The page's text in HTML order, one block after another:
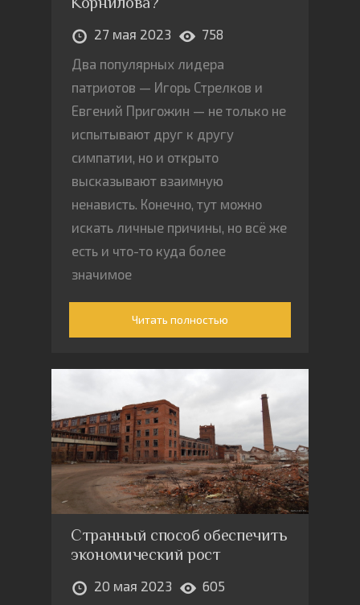
27 мая 2023
758
Два популярных лидера
патриотов — Игорь Стрелков и
Евгений Пригожин — не только не
испытывают друг к другу
симпатии, но и открыто
высказывают взаимную
ненависть. Конечно, тут можно
искать личные причины, но всё же
есть и что-то куда более
значимое
Читать полностью
Странный способ обеспечить
экономический рост
20 мая 2023
605